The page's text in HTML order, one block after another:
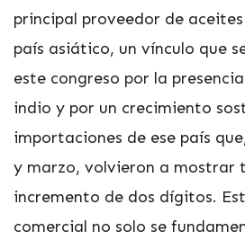
principal proveedor de
país asiático, un vínculo que
este congreso por la
indio y por un crecimiento
importaciones de ese país
y marzo, volvieron a mostrar
incremento de dos dígitos.
comercial no solo se